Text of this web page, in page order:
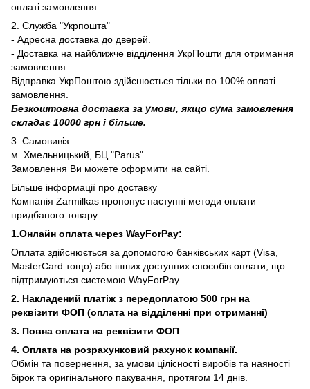
оплаті замовлення.
2. Служба "Укрпошта"
- Адресна доставка до дверей.
- Доставка на найближче відділення УкрПошти для отримання
замовлення.
Відправка УкрПоштою здійснюється тільки по 100% оплаті
замовлення.
Безкоштовна доставка за умови, якщо сума замовлення
складає 10000 грн і більше.
3. Самовивіз
м. Хмельницький, БЦ "Parus".
Замовлення Ви можете оформити на сайті.
Більше інформації про доставку
Компанія Zarmilkas пропонує наступні методи оплати
придбаного товару:
1.Онлайн оплата через WayForPay:
Оплата здійснюється за допомогою банківських карт (Visa,
MasterCard тощо) або інших доступних способів оплати, що
підтримуються системою WayForPay.
2. Накладений платіж з передоплатою 500 грн на
реквізити ФОП (оплата на відділенні при отриманні)
3. Повна оплата на реквізити ФОП
4. Оплата на розрахунковий рахунок компанії.
Обмін та повернення, за умови цілісності виробів та наяності
бірок та оригінального пакування, протягом 14 днів.